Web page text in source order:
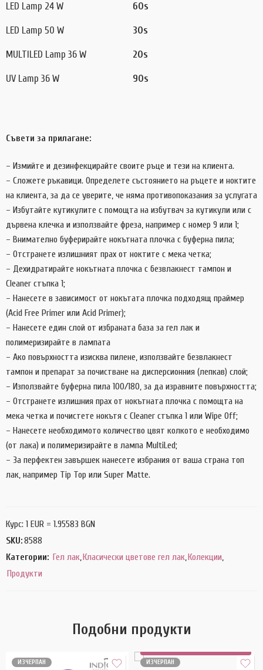
LED Lamp 24 W 60s
LED Lamp 50 W 30s
MULTILED Lamp 36 W 20s
UV Lamp 36 W 90s
Съвети за прилагане:
– Измийте и дезинфекцирайте своите ръце и тези на клиента.
– Сложете ръкавици. Определете състоянието на ръцете и ноктите
на клиента, за да се уверите, че няма противопоказания за услугата
– Избутайте кутикулите с помощта на избутвач за кутикули или с
дървена клечка и използвайте фреза, например с номер 9 или 1;
– Внимателно буферирайте нокътната плочка с буферна пила;
– Отстранете излишният прах от ноктите с мека четка;
– Дехидратирайте нокътната плочка с безвлакнест тампон и
Cleaner стъпка 1;
– Нанесете в зависимост от нокътата плочка подходящ праймер
(Acid Free Primer или Acid Primer);
– Нанесете един слой от избраната база за гел лак и
полимеризирайте в лампата
– Ако повърхността изисква пилене, използвайте безвлакнест
тампон и препарат за почистване на дисперсионния (лепкав) слой;
– Използвайте буферна пила 100/180, за да изравните повърхността;
– Отстранете излишния прах от нокътната плочка с помощта на
мека четка и почистете нокътя с Cleaner стъпка 1 или Wipe Off;
– Нанесете необходимото количество цвят колкото е необходимо
(от лака) и полимеризирайте в лампа MultiLed;
– За перфектен завършек нанесете избрания от ваша страна топ
лак, например Tip Top или Super Matte.
Курс: 1 EUR = 1.95583 BGN
SKU:8588
Категории: Гел лак, Класически цветове гел лак, Колекции,
Продукти
Подобни продукти
ИЗЧЕРПАН ИЗЧЕРПАН